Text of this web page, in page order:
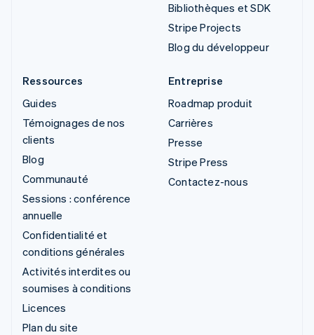
Bibliothèques et SDK
Stripe Projects
Blog du développeur
Ressources
Guides
Témoignages de nos
clients
Blog
Communauté
Sessions : conférence
annuelle
Confidentialité et
conditions générales
Activités interdites ou
soumises à conditions
Licences
Plan du site
Entreprise
Roadmap produit
Carrières
Presse
Stripe Press
Contactez-nous